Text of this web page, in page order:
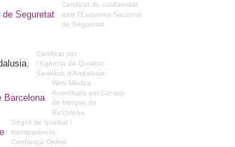
Certificat de conformitat
amb l'Esquema Nacional
de Seguretat
Certificat per
l’Agència de Qualitat
Sanitària d’Andalusia
Web Mèdica
Acreditada pel Col·legi
de Metges de
Barcelona
Segell de qualitat i
transparència
Confiança Online